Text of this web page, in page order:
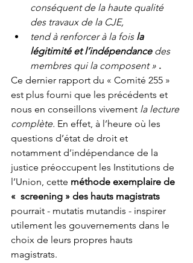
conséquent de la haute qualité
des travaux de la CJE,
tend à renforcer à la fois la
légitimité et l’indépendance des
membres qui la composent » .
Ce dernier rapport du « Comité 255 »
est plus fourni que les précédents et
nous en conseillons vivement la lecture
complète. En effet, à l’heure où les
questions d’état de droit et
notamment d’indépendance de la
justice préoccupent les Institutions de
l’Union, cette méthode exemplaire de
«  screening » des hauts magistrats
pourrait - mutatis mutandis - inspirer
utilement les gouvernements dans le
choix de leurs propres hauts
magistrats.